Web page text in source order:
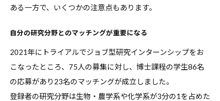
ある一方で、いくつかの注意点もあります。
自分の研究分野とのマッチングが重要になる
2021年にトライアルでジョブ型研究インターンシップをお
こなったところ、75人の募集に対し、博士課程の学生86名
の応募があり23名のマッチングが成立しました。
登録者の研究分野は生物・農学系や化学系が3分の1を占めた